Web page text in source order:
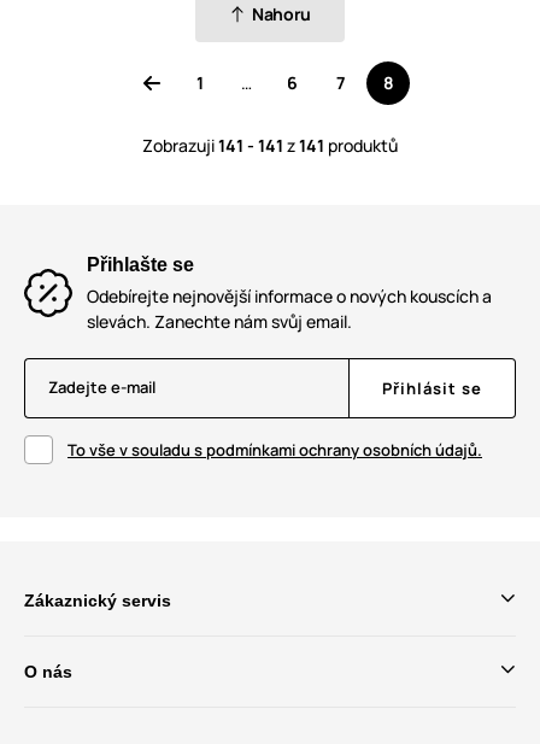
Nahoru
1 … 6 7 8
Zobrazuji141 - 141 z141 produktů
Přihlašte se
Odebírejte nejnovější informace o nových kouscích a
slevách. Zanechte nám svůj email.
Zadejte e-mail Přihlásit se
To vše v souladu s podmínkami ochrany osobních údajů.
Zákaznický servis
O nás